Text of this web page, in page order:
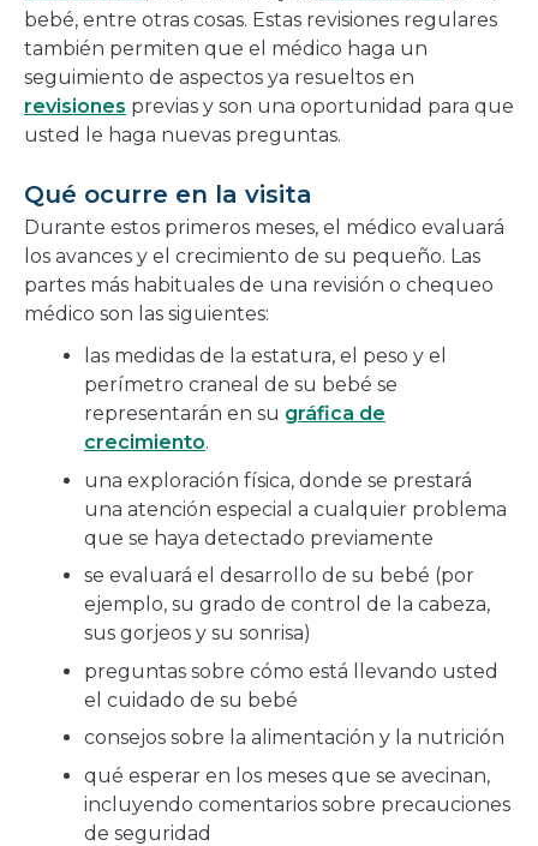
bebé, entre otras cosas. Estas revisiones regulares
también permiten que el médico haga un
seguimiento de aspectos ya resueltos en
revisiones previas y son una oportunidad para que
usted le haga nuevas preguntas.
Qué ocurre en la visita
Durante estos primeros meses, el médico evaluará
los avances y el crecimiento de su pequeño. Las
partes más habituales de una revisión o chequeo
médico son las siguientes:
las medidas de la estatura, el peso y el
perímetro craneal de su bebé se
representarán en su gráfica de
crecimiento.
una exploración física, donde se prestará
una atención especial a cualquier problema
que se haya detectado previamente
se evaluará el desarrollo de su bebé (por
ejemplo, su grado de control de la cabeza,
sus gorjeos y su sonrisa)
preguntas sobre cómo está llevando usted
el cuidado de su bebé
consejos sobre la alimentación y la nutrición
qué esperar en los meses que se avecinan,
incluyendo comentarios sobre precauciones
de seguridad